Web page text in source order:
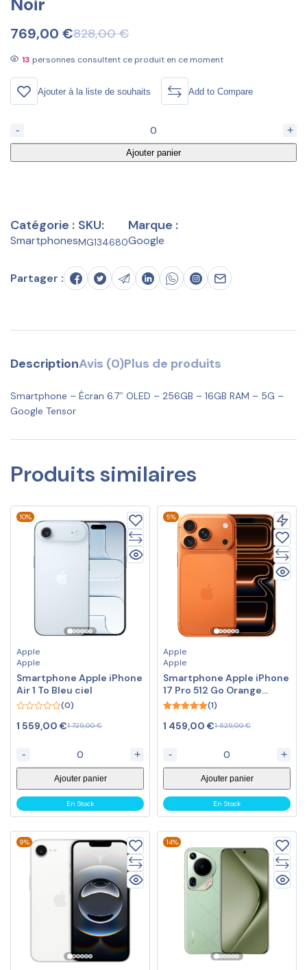
828,00€
769,00 €
13 personnes consultent ce produit en ce moment
Ajouter à la liste de souhaits Add to Compare
- +
Ajouter panier
Catégorie :
Smartphones
SKU:
MG134680
Marque :
Google
Partager :
DescriptionAvis (0)Plus de produits
Smartphone – Écran 6.7″ OLED – 256GB – 16GB RAM – 5G –
Google Tensor
Produits similaires
10%
Apple
Apple
Smartphone Apple iPhone
Air 1 To Bleu ciel
out
(0)
1 729,00€
1 559,00 €
- +
Ajouter panier
En Stock
5%
Apple
Apple
Smartphone Apple iPhone
17 Pro 512 Go Orange
Cosmique
out of 5
(1)
1 529,00€
1 459,00 €
- +
Ajouter panier
En Stock
9% 14%